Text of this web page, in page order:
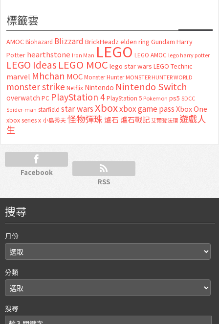
標籤雲
AMOC Biohazard Blizzard BrickHeadz elden ring Gundam Harry
Potter hearthstone Iron Man LEGO LEGO AMOC lego harry potter
LEGO Ideas LEGO MOC lego star wars LEGO Technic
marvel Mhchan MOC Monster Hunter MONSTER HUNTER WORLD
monster strike Netflix Nintendo Nintendo Switch
overwatch PC PlayStation 4 PlayStation 5 Pokemon ps5 SDCC
Spider-man starfield star warsXboxxbox game passXbox One
xbox series x 小島秀夫怪物彈珠 爐石 爐石戰記艾爾登法環 遊戲人
生
Facebook
RSS
搜尋
月份
分類
搜尋